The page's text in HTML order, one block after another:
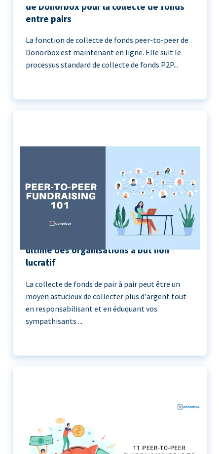
de Donorbox pour la collecte de fonds
entre pairs
La fonction de collecte de fonds peer-to-peer de
Donorbox est maintenant en ligne. Elle suit le
processus standard de collecte de fonds P2P...
Peer-to-Peer Fundraising 101 | Le guide
ultime des organisations à but non
lucratif
La collecte de fonds de pair à pair peut être un
moyen astucieux de collecter plus d'argent tout
en responsabilisant et en éduquant vos
sympathisants ...